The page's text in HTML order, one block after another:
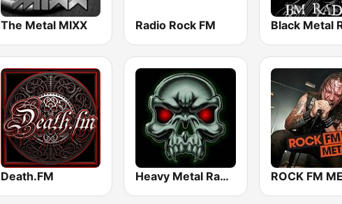
The Metal MIXX Radio Rock FM Black Metal
Death.FM Heavy Metal Radio ROCK FM